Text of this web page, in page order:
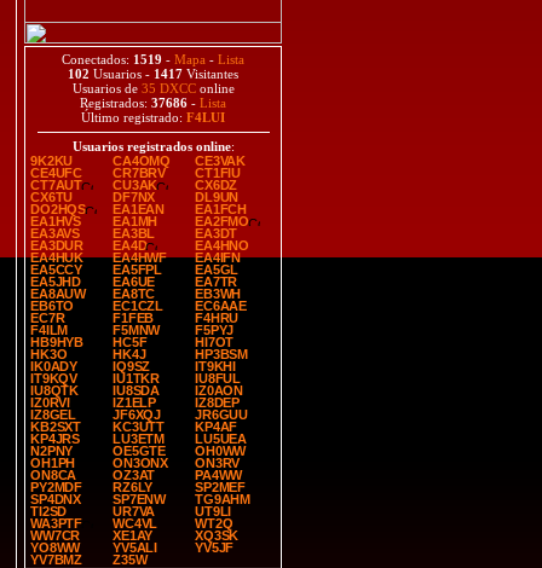
Conectados: 1519 - Mapa - Lista
102 Usuarios - 1417 Visitantes
Usuarios de 35 DXCConline
Registrados: 37686 - Lista
Último registrado: F4LUI
Usuarios registrados online:
9K2KU
CA4OMQ
CE3VAK
CE4UFC
CR7BRV
CT1FIU
CT7AUT
CU3AK
CX6DZ
CX6TU
DF7NX
DL9UN
DO2HQS
EA1EAN
EA1FCH
EA1HVS
EA1MH
EA2FMO
EA3AVS
EA3BL
EA3DT
EA3DUR
EA4D
EA4HNO
EA4HUK
EA4HWF
EA4IFN
EA5CCY
EA5FPL
EA5GL
EA5JHD
EA6UE
EA7TR
EA8AUW
EA8TC
EB3WH
EB6TO
EC1CZL
EC6AAE
EC7R
F1FEB
F4HRU
F4ILM
F5MNW
F5PYJ
HB9HYB
HC5F
HI7OT
HK3O
HK4J
HP3BSM
IK0ADY
IQ9SZ
IT9KHI
IT9KQV
IU1TKR
IU8FUL
IU8QTK
IU8SDA
IZ0AON
IZ0RVI
IZ1ELP
IZ8DEP
IZ8GEL
JF6XQJ
JR6GUU
KB2SXT
KC3UTT
KP4AF
KP4JRS
LU3ETM
LU5UEA
N2PNY
OE5GTE
OH0WW
OH1PH
ON3ONX
ON3RV
ON8CA
OZ3AT
PA4WW
PY2MDF
RZ6LY
SP2MEF
SP4DNX
SP7ENW
TG9AHM
TI2SD
UR7VA
UT9LI
WA3PTF
WC4VL
WT2Q
WW7CR
XE1AY
XQ3SK
YO8WW
YV5ALI
YV5JF
YV7BMZ
Z35W